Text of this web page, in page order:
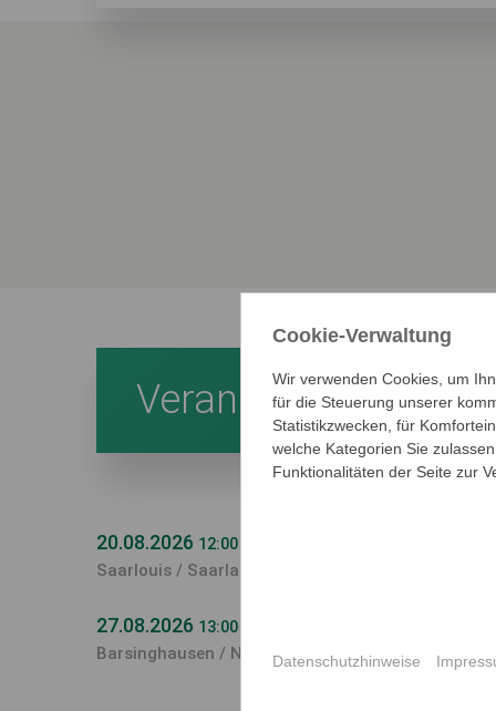
Veranstaltungen
20.08.2026 12:00
Saarlouis / Saarland
27.08.2026 13:00
Barsinghausen / Niedersachsen
Cookie-Verwaltung
Wir verwenden Cookies, um
für die Steuerung unserer
Statistikzwecken, für
welche Kategorien Sie
Funktionalitäten der Seite zur
Datenschutzhinweise